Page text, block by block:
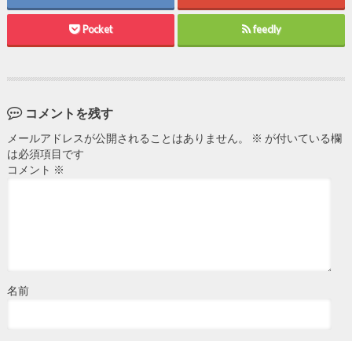
Pocket feedly
コメントを残す
メールアドレスが公開されることはありません。 ※ が付いている欄
は必須項目です
コメント ※
名前